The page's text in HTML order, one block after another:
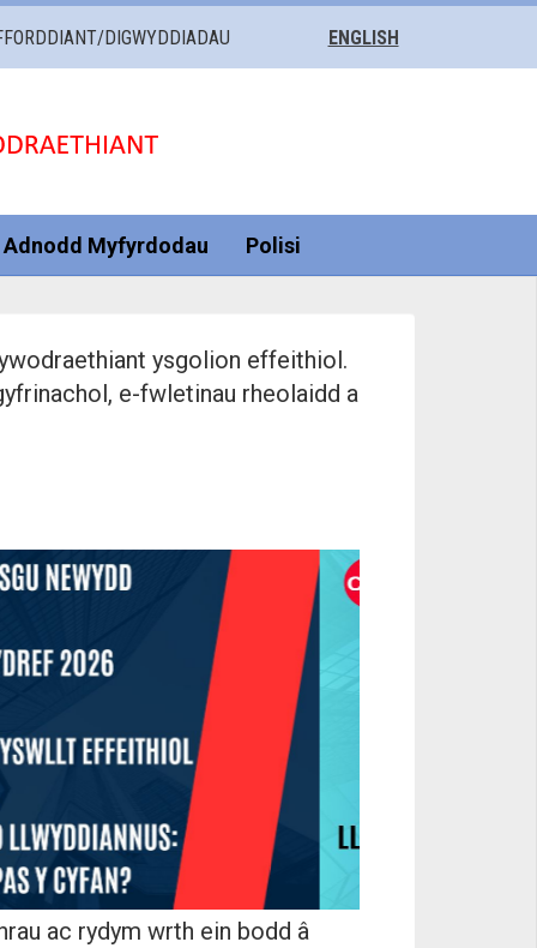
DIGWYDDIADAU ENGLISH
Adnodd Myfyrdodau Polisi
ysgolion effeithiol.
e-fwletinau rheolaidd a
ac rydym wrth ein bodd â